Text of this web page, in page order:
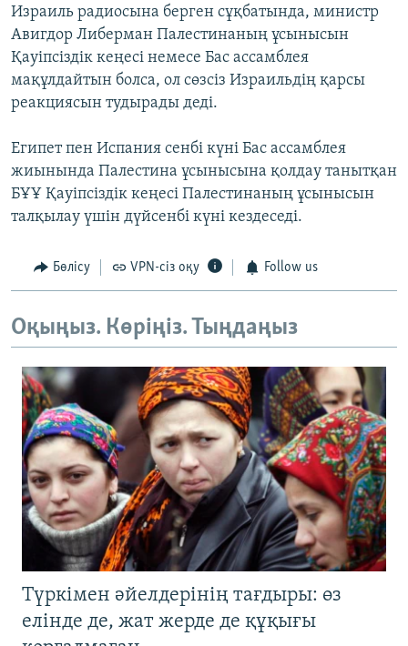
Израиль радиосына берген сұқбатында, министр
Авигдор Либерман Палестинаның ұсынысын
Қауіпсіздік кеңесі немесе Бас ассамблея
мақұлдайтын болса, ол сөзсіз Израильдің қарсы
реакциясын тудырады деді.
Египет пен Испания сенбі күні Бас ассамблея
жиынында Палестина ұсынысына қолдау танытқан
БҰҰ Қауіпсіздік кеңесі Палестинаның ұсынысын
талқылау үшін дүйсенбі күні кездеседі.
Бөлісу VPN-сіз оқу Follow us
Оқыңыз. Көріңіз. Тыңдаңыз
Түркімен әйелдерінің тағдыры: өз
елінде де, жат жерде де құқығы